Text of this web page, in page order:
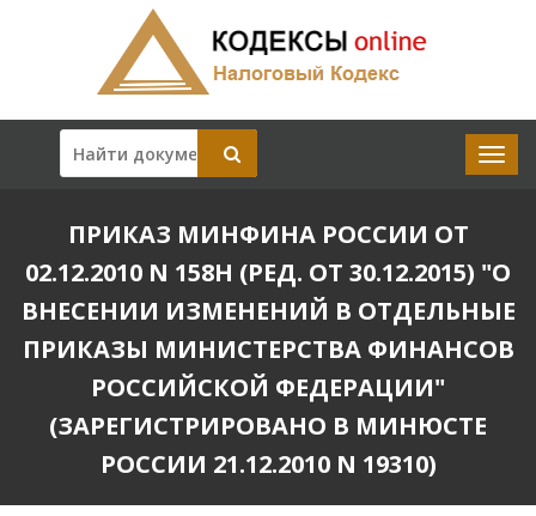
ПРИКАЗ МИНФИНА РОССИИ ОТ
02.12.2010 N 158Н (РЕД. ОТ 30.12.2015) "О
ВНЕСЕНИИ ИЗМЕНЕНИЙ В ОТДЕЛЬНЫЕ
ПРИКАЗЫ МИНИСТЕРСТВА ФИНАНСОВ
РОССИЙСКОЙ ФЕДЕРАЦИИ"
(ЗАРЕГИСТРИРОВАНО В МИНЮСТЕ
РОССИИ 21.12.2010 N 19310)